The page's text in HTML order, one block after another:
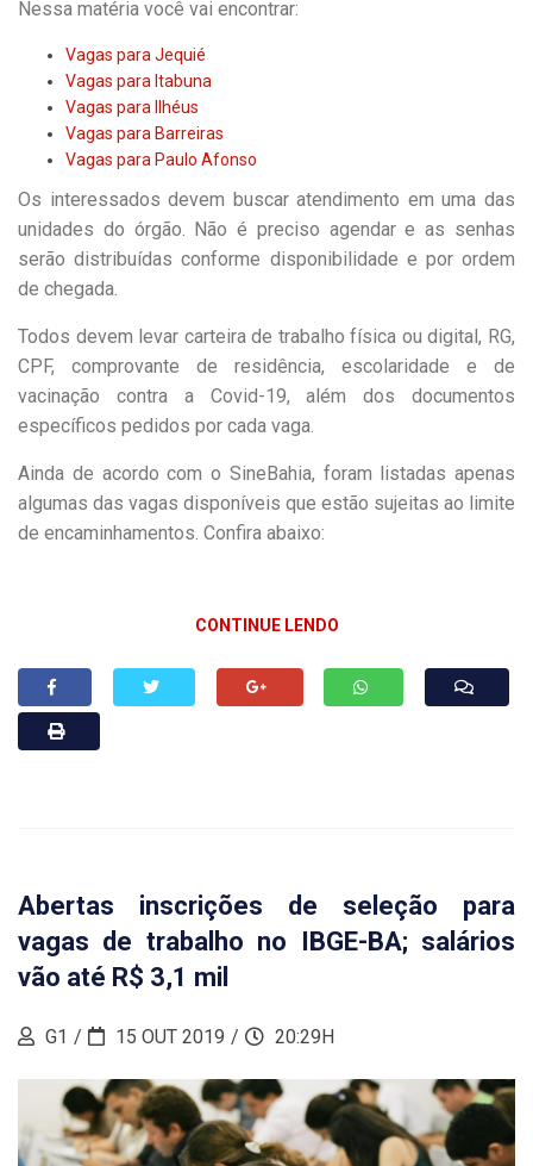
Nessa matéria você vai encontrar:
Vagas para Jequié
Vagas para Itabuna
Vagas para Ilhéus
Vagas para Barreiras
Vagas para Paulo Afonso
Os interessados devem buscar atendimento em uma das
unidades do órgão. Não é preciso agendar e as senhas
serão distribuídas conforme disponibilidade e por ordem
de chegada.
Todos devem levar carteira de trabalho física ou digital, RG,
CPF, comprovante de residência, escolaridade e de
vacinação contra a Covid-19, além dos documentos
específicos pedidos por cada vaga.
Ainda de acordo com o SineBahia, foram listadas apenas
algumas das vagas disponíveis que estão sujeitas ao limite
de encaminhamentos. Confira abaixo:
CONTINUE LENDO
Abertas inscrições de seleção para
vagas de trabalho no IBGE-BA; salários
vão até R$ 3,1 mil
G1 15 OUT 2019 20:29H